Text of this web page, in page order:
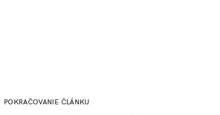
POKRAČOVANIE ČLÁNKU